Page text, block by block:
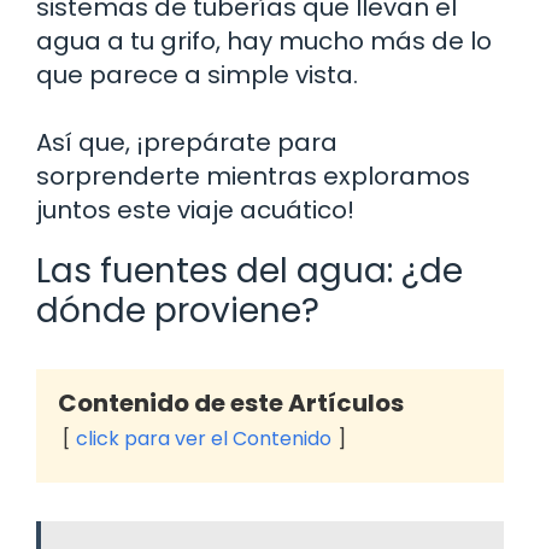
sistemas de tuberías que llevan el
agua a tu grifo, hay mucho más de lo
que parece a simple vista.
Así que, ¡prepárate para
sorprenderte mientras exploramos
juntos este viaje acuático!
Las fuentes del agua: ¿de
dónde proviene?
Contenido de este Artículos
click para ver el Contenido